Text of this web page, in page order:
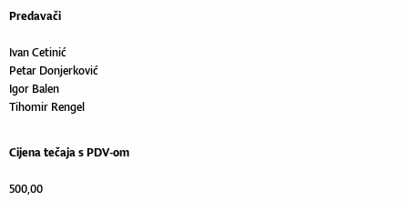
Predavači
Ivan Cetinić
Petar Donjerković
Igor Balen
Tihomir Rengel
Cijena tečaja s PDV-om
500,00